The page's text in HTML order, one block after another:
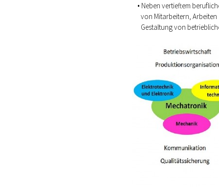
Neben vertieftem
von Mitarbeitern,
Gestaltung von